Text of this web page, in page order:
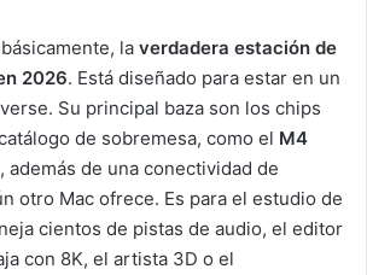
la verdadera estación de
2026. Está diseñado para estar en un
Su principal baza son los chips
de sobremesa, como el M4
, además de una conectividad de
otro Mac ofrece. Es para el estudio de
cientos de pistas de audio, el editor
con 8K, el artista 3D o el